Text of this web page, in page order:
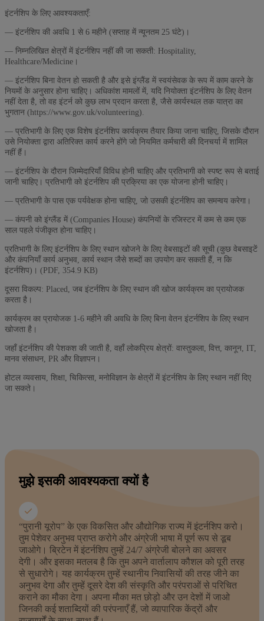
इंटर्नशिप के लिए आवश्यकताएँ:
— इंटर्नशिप की अवधि 1 से 6 महीने (सप्ताह में न्यूनतम 25 घंटे)।
— निम्नलिखित क्षेत्रों में इंटर्नशिप नहीं की जा सकती: Hospitality,
Healthcare/Medicine।
— इंटर्नशिप बिना वेतन हो सकती है और इसे इंग्लैंड में स्वयंसेवक के रूप में काम करने के
नियमों के अनुसार होना चाहिए। अधिकांश मामलों में, यदि नियोक्ता इंटर्नशिप के लिए वेतन
नहीं देता है, तो वह इंटर्न को कुछ लाभ प्रदान करता है, जैसे कार्यस्थल तक यात्रा का
भुगतान (https://www.gov.uk/volunteering).
— प्रतिभागी के लिए एक विशेष इंटर्नशिप कार्यक्रम तैयार किया जाना चाहिए, जिसके दौरान
उसे नियोक्ता द्वारा अतिरिक्त कार्य करने होंगे जो नियमित कर्मचारी की दिनचर्या में शामिल
नहीं हैं।
— इंटर्नशिप के दौरान जिम्मेदारियाँ विविध होनी चाहिए और प्रतिभागी को स्पष्ट रूप से बताई
जानी चाहिए। प्रतिभागी को इंटर्नशिप की प्रक्रिया का एक योजना होनी चाहिए।
— प्रतिभागी के पास एक पर्यवेक्षक होना चाहिए, जो उसकी इंटर्नशिप का समन्वय करेगा।
— कंपनी को इंग्लैंड में (Companies House) कंपनियों के रजिस्टर में कम से कम एक
साल पहले पंजीकृत होना चाहिए।
प्रतिभागी के लिए इंटर्नशिप के लिए स्थान खोजने के लिए वेबसाइटों की सूची (कुछ वेबसाइटें
और कंपनियाँ कार्य अनुभव, कार्य स्थान जैसे शब्दों का उपयोग कर सकती हैं, न कि
इंटर्नशिप)। (PDF, 354.9 KB)
दूसरा विकल्प: Placed, जब इंटर्नशिप के लिए स्थान की खोज कार्यक्रम का प्रायोजक
करता है।
कार्यक्रम का प्रायोजक 1-6 महीने की अवधि के लिए बिना वेतन इंटर्नशिप के लिए स्थान
खोजता है।
जहाँ इंटर्नशिप की पेशकश की जाती है, वहाँ लोकप्रिय क्षेत्रों: वास्तुकला, वित्त, कानून, IT,
मानव संसाधन, PR और विज्ञापन।
होटल व्यवसाय, शिक्षा, चिकित्सा, मनोविज्ञान के क्षेत्रों में इंटर्नशिप के लिए स्थान नहीं दिए
जा सकते।
मुझे इसकी आवश्यकता क्यों है
“पुरानी यूरोप” के एक विकसित और औद्योगिक राज्य में इंटर्नशिप करो।
तुम पेशेवर अनुभव प्राप्त करोगे और अंग्रेजी भाषा में पूर्ण रूप से डूब
जाओगे। ब्रिटेन में इंटर्नशिप तुम्हें 24/7 अंग्रेजी बोलने का अवसर
देगी। और इसका मतलब है कि तुम अपने वार्तालाप कौशल को पूरी तरह
से सुधारोगे। यह कार्यक्रम तुम्हें स्थानीय निवासियों की तरह जीने का
अनुभव देगा और तुम्हें दूसरे देश की संस्कृति और परंपराओं से परिचित
कराने का मौका देगा। अपना मौका मत छोड़ो और उन देशों में जाओ
जिनकी कई शताब्दियों की परंपनाएँ हैं, जो व्यापारिक केंद्रों और